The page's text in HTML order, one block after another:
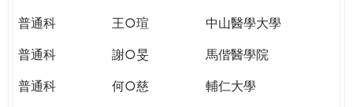
普通科
王○瑄
中山醫學大學
普通科
謝○旻
馬偕醫學院
普通科
何○慈
輔仁大學